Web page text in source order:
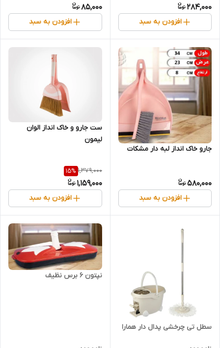
284,000
افزودن به سبد
85,000
افزودن به سبد
جارو خاک انداز لبه دار مشکات
580,000
افزودن به سبد
ست جارو و خاک انداز الوان
لیمون
1,379,000
15%
1,159,000
افزودن به سبد
سطل تی چرخشی پدال دار همارا
نپتون 6 برس نظیف